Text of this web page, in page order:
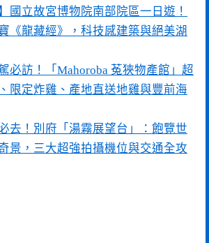
國立故宮博物院南部院區一日遊！
《龍藏經》，科技感建築與絕美湖
必訪！「Mahoroba 菟狹物產館」超
限定炸雞、產地直送地雞與豐前海
去！別府「湯霧展望台」：飽覽世
景，三大超強拍攝機位與交通全攻